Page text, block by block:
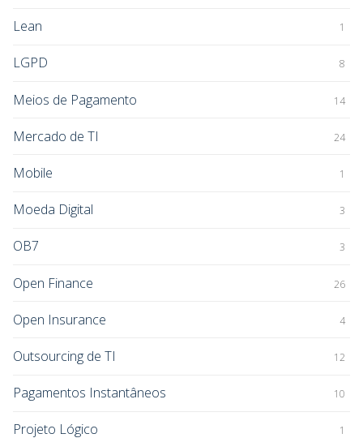
Lean 1
LGPD 8
Meios de Pagamento 14
Mercado de TI 24
Mobile 1
Moeda Digital 3
OB7 3
Open Finance 26
Open Insurance 4
Outsourcing de TI 12
Pagamentos Instantâneos 10
Projeto Lógico 1